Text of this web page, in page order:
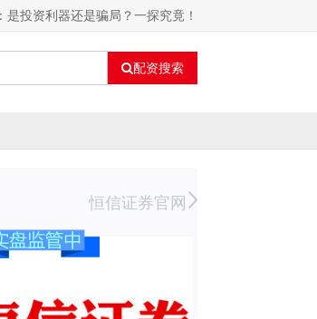
投资利器还是骗局？一探究竟！
配资搜索
恒信证券官网